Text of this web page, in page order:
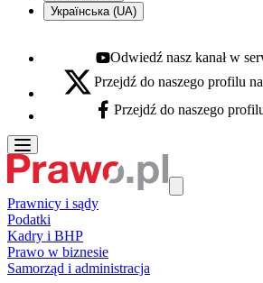
Українська (UA)
Youtube - otwiera się w nowej karcie
Odwiedź nasz kanał w
X - otwiera się w nowej karcie
Przejdź do naszego profilu
Facebook - otwiera się w nowej karcie
Przejdź do naszego
Prawnicy i sądy
Podatki
Kadry i BHP
Prawo w biznesie
Samorząd i administracja